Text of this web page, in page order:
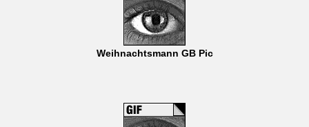
Weihnachtsmann GB Pic